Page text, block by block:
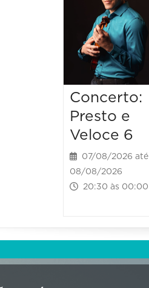
Concerto:
Presto e
Veloce 6
07/08/2026 até
08/08/2026
20:30 às 00:00